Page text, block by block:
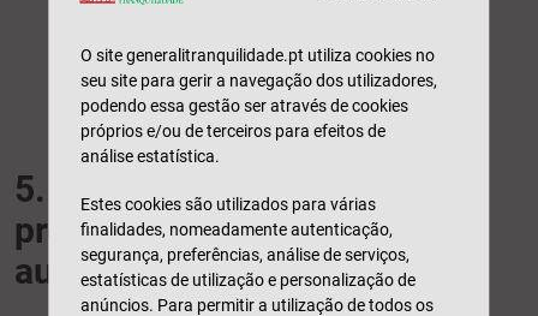
Documento que comprove efetuadas as
obrigações fiscais.
5. Custo da mudança de
propriedade de um veículo
automóvel
O site generalitranquilidade.pt utiliza cookies no
seu site para gerir a navegação dos utilizadores,
podendo essa gestão ser através de cookies
próprios e/ou de terceiros para efeitos de
análise estatística.
Estes cookies são utilizados para várias
finalidades, nomeadamente autenticação,
segurança, preferências, análise de serviços,
estatísticas de utilização e personalização de
anúncios. Para permitir a utilização de todos os